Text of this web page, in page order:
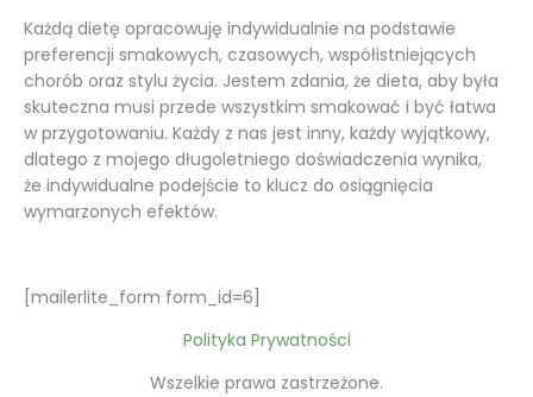
Każdą dietę opracowuję indywidualnie na podstawie
preferencji smakowych, czasowych, współistniejących
chorób oraz stylu życia. Jestem zdania, że dieta, aby była
skuteczna musi przede wszystkim smakować i być łatwa
w przygotowaniu. Każdy z nas jest inny, każdy wyjątkowy,
dlatego z mojego długoletniego doświadczenia wynika,
że indywidualne podejście to klucz do osiągnięcia
wymarzonych efektów.
[mailerlite_form form_id=6]
Polityka Prywatności
Wszelkie prawa zastrzeżone.